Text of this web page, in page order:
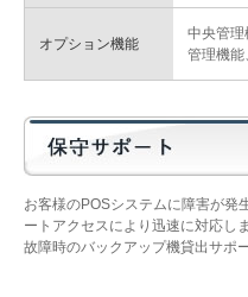
オプション機能
中央管
管理機能
お客様のPOSシステムに障害が発
ートアクセスにより迅速に対応し
故障時のバックアップ機貸出サポ